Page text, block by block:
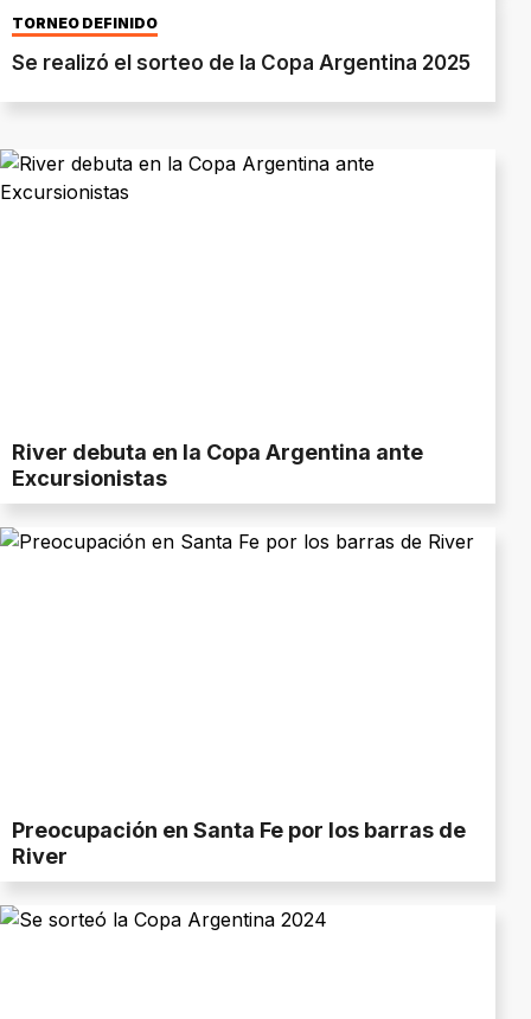
TORNEO DEFINIDO
Se realizó el sorteo de la Copa Argentina 2025
River debuta en la Copa Argentina ante
Excursionistas
Preocupación en Santa Fe por los barras de
River